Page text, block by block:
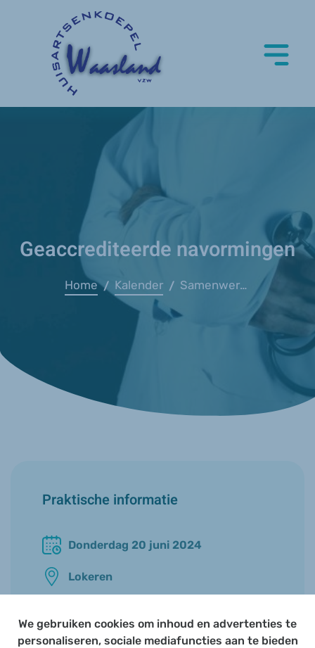
Geaccrediteerde navormingen
Home / Kalender / Samenwerking Politie Lokeren
Praktische informatie
Donderdag 20 juni 2024
Lokeren
Enkel voor artsen lid van HVD -
We gebruiken cookies om inhoud en advertenties te
personaliseren, sociale mediafuncties aan te bieden